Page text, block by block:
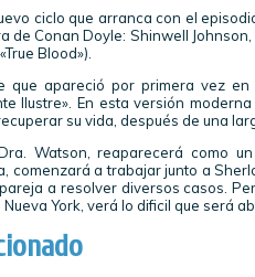
ciclo que arranca con el
de Conan Doyle: Shinwell
Blood»).
que apareció por primera vez
Ilustre». En esta versión
su vida, después de una
Watson, reaparecerá como
comenzará a trabajar junto a
a resolver diversos casos.
York, verá lo dificil que será